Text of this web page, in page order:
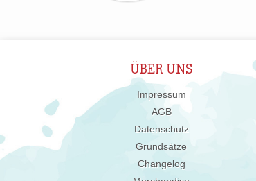
ÜBER UNS
Impressum
AGB
Datenschutz
Grundsätze
Changelog